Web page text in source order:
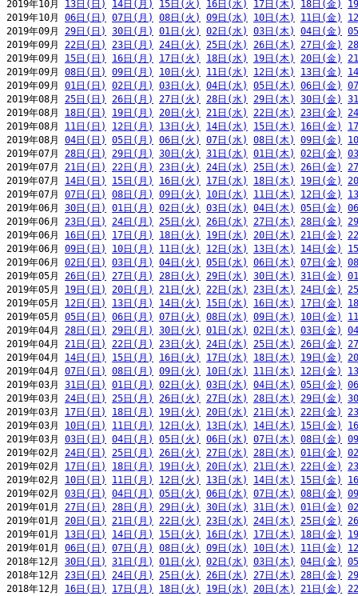
2019年10月 13日(日) 14日(月) 15日(火) 16日(水) 17日(木) 18日(金)
2019年10月 06日(日) 07日(月) 08日(火) 09日(水) 10日(木) 11日(金)
2019年09月 29日(日) 30日(月) 01日(火) 02日(水) 03日(木) 04日(金)
2019年09月 22日(日) 23日(月) 24日(火) 25日(水) 26日(木) 27日(金)
2019年09月 15日(日) 16日(月) 17日(火) 18日(水) 19日(木) 20日(金)
2019年09月 08日(日) 09日(月) 10日(火) 11日(水) 12日(木) 13日(金)
2019年09月 01日(日) 02日(月) 03日(火) 04日(水) 05日(木) 06日(金)
2019年08月 25日(日) 26日(月) 27日(火) 28日(水) 29日(木) 30日(金)
2019年08月 18日(日) 19日(月) 20日(火) 21日(水) 22日(木) 23日(金)
2019年08月 11日(日) 12日(月) 13日(火) 14日(水) 15日(木) 16日(金)
2019年08月 04日(日) 05日(月) 06日(火) 07日(水) 08日(木) 09日(金)
2019年07月 28日(日) 29日(月) 30日(火) 31日(水) 01日(木) 02日(金)
2019年07月 21日(日) 22日(月) 23日(火) 24日(水) 25日(木) 26日(金)
2019年07月 14日(日) 15日(月) 16日(火) 17日(水) 18日(木) 19日(金)
2019年07月 07日(日) 08日(月) 09日(火) 10日(水) 11日(木) 12日(金)
2019年06月 30日(日) 01日(月) 02日(火) 03日(水) 04日(木) 05日(金)
2019年06月 23日(日) 24日(月) 25日(火) 26日(水) 27日(木) 28日(金)
2019年06月 16日(日) 17日(月) 18日(火) 19日(水) 20日(木) 21日(金)
2019年06月 09日(日) 10日(月) 11日(火) 12日(水) 13日(木) 14日(金)
2019年06月 02日(日) 03日(月) 04日(火) 05日(水) 06日(木) 07日(金)
2019年05月 26日(日) 27日(月) 28日(火) 29日(水) 30日(木) 31日(金)
2019年05月 19日(日) 20日(月) 21日(火) 22日(水) 23日(木) 24日(金)
2019年05月 12日(日) 13日(月) 14日(火) 15日(水) 16日(木) 17日(金)
2019年05月 05日(日) 06日(月) 07日(火) 08日(水) 09日(木) 10日(金)
2019年04月 28日(日) 29日(月) 30日(火) 01日(水) 02日(木) 03日(金)
2019年04月 21日(日) 22日(月) 23日(火) 24日(水) 25日(木) 26日(金)
2019年04月 14日(日) 15日(月) 16日(火) 17日(水) 18日(木) 19日(金)
2019年04月 07日(日) 08日(月) 09日(火) 10日(水) 11日(木) 12日(金)
2019年03月 31日(日) 01日(月) 02日(火) 03日(水) 04日(木) 05日(金)
2019年03月 24日(日) 25日(月) 26日(火) 27日(水) 28日(木) 29日(金)
2019年03月 17日(日) 18日(月) 19日(火) 20日(水) 21日(木) 22日(金)
2019年03月 10日(日) 11日(月) 12日(火) 13日(水) 14日(木) 15日(金)
2019年03月 03日(日) 04日(月) 05日(火) 06日(水) 07日(木) 08日(金)
2019年02月 24日(日) 25日(月) 26日(火) 27日(水) 28日(木) 01日(金)
2019年02月 17日(日) 18日(月) 19日(火) 20日(水) 21日(木) 22日(金)
2019年02月 10日(日) 11日(月) 12日(火) 13日(水) 14日(木) 15日(金)
2019年02月 03日(日) 04日(月) 05日(火) 06日(水) 07日(木) 08日(金)
2019年01月 27日(日) 28日(月) 29日(火) 30日(水) 31日(木) 01日(金)
2019年01月 20日(日) 21日(月) 22日(火) 23日(水) 24日(木) 25日(金)
2019年01月 13日(日) 14日(月) 15日(火) 16日(水) 17日(木) 18日(金)
2019年01月 06日(日) 07日(月) 08日(火) 09日(水) 10日(木) 11日(金)
2018年12月 30日(日) 31日(月) 01日(火) 02日(水) 03日(木) 04日(金)
2018年12月 23日(日) 24日(月) 25日(火) 26日(水) 27日(木) 28日(金)
2018年12月 16日(日) 17日(月) 18日(火) 19日(水) 20日(木) 21日(金)